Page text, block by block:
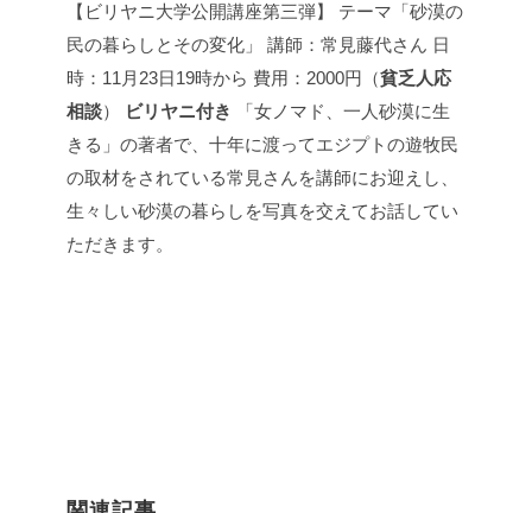
【ビリヤニ大学公開講座第三弾】
テーマ「砂漠の
民の暮らしとその変化」
講師：常見藤代さん 日
時：11月23日19時から 費用：2000円（貧乏人応
相談） ビリヤニ付き
「女ノマド、一人砂漠に生
きる」の著者で、十年に渡ってエジプトの遊牧民
の取材をされている常見さんを講師にお迎えし、
生々しい砂漠の暮らしを写真を交えてお話してい
ただきます。